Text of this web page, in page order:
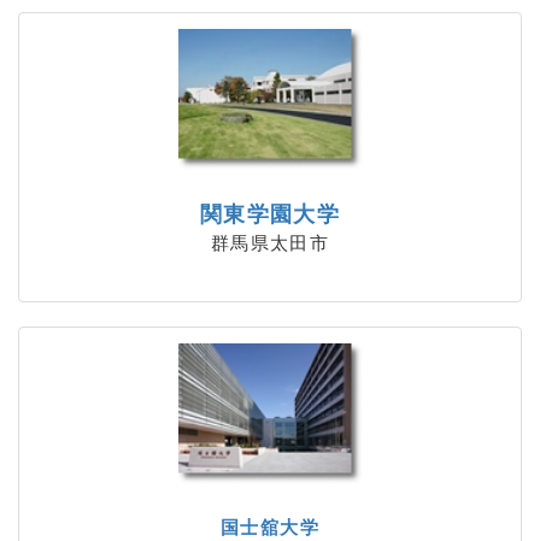
関東学園大学
群馬県太田市
国士舘大学